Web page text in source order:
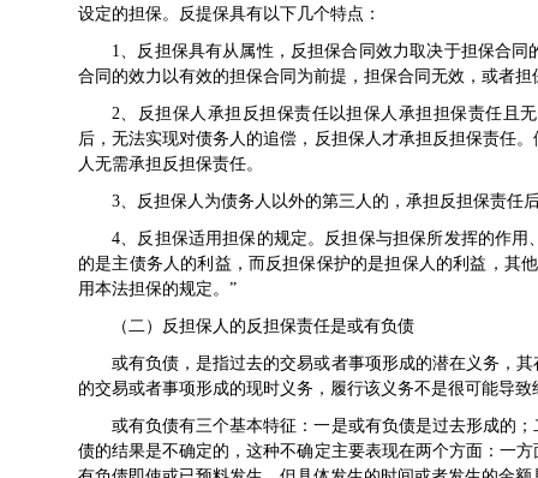
设定的担保。反提保具有以下几个特点：
1、反担保具有从属性，反担保合同效力取决于担保合
合同的效力以有效的担保合同为前提，担保合同无效，或者
2、反担保人承担反担保责任以担保人承担担保责任且
后，无法实现对债务人的追偿，反担保人才承担反担保责任
人无需承担反担保责任。
3、反担保人为债务人以外的第三人的，承担反担保责任
4、反担保适用担保的规定。反担保与担保所发挥的作
的是主债务人的利益，而反担保保护的是担保人的利益，其
用本法担保的规定。”
（二）反担保人的反担保责任是或有负债
或有负债，是指过去的交易或者事项形成的潜在义务，
的交易或者事项形成的现时义务，履行该义务不是很可能导
或有负债有三个基本特征：一是或有负债是过去形成的
债的结果是不确定的，这种不确定主要表现在两个方面：一